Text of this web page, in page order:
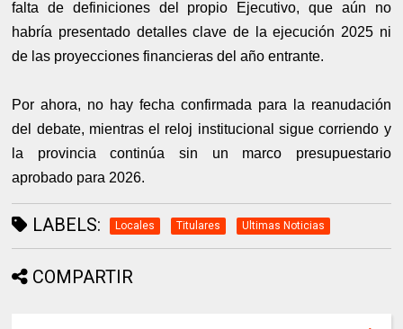
falta de definiciones del propio Ejecutivo, que aún no
habría presentado detalles clave de la ejecución 2025 ni
de las proyecciones financieras del año entrante.
Por ahora, no hay fecha confirmada para la reanudación
del debate, mientras el reloj institucional sigue corriendo y
la provincia continúa sin un marco presupuestario
aprobado para 2026.
LABELS: Locales Titulares Ultimas Noticias
COMPARTIR